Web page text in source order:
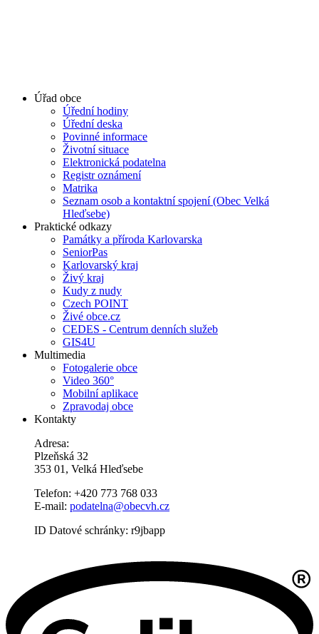
Úřad obce
Úřední hodiny
Úřední deska
Povinné informace
Životní situace
Elektronická podatelna
Registr oznámení
Matrika
Seznam osob a kontaktní spojení (Obec Velká
Hleďsebe)
Praktické odkazy
Památky a příroda Karlovarska
SeniorPas
Karlovarský kraj
Živý kraj
Kudy z nudy
Czech POINT
Živé obce.cz
CEDES - Centrum denních služeb
GIS4U
Multimedia
Fotogalerie obce
Video 360°
Mobilní aplikace
Zpravodaj obce
Kontakty
Adresa:
Plzeňská 32
353 01, Velká Hleďsebe
Telefon: +420 773 768 033
E-mail: podatelna@obecvh.cz
ID Datové schránky: r9jbapp